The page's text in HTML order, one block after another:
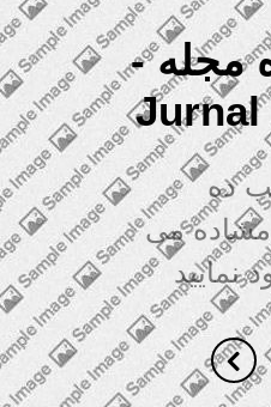
مجله -
Jurnal
ده
مشاده می
نمایید